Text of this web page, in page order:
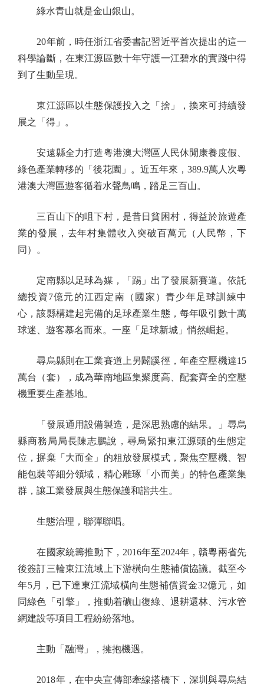
綠水青山就是金山銀山。
20年前，時任浙江省委書記習近平首次提出的這一
科學論斷，在東江源區數十年守護一江碧水的實踐中得
到了生動呈現。
東江源區以生態保護投入之「捨」，換來可持續發
展之「得」。
安遠縣全力打造粵港澳大灣區人民休閒康養度假、
綠色產業轉移的「後花園」。近五年來，389.9萬人次粵
港澳大灣區遊客循着水聲鳥鳴，踏足三百山。
三百山下的咀下村，是昔日貧困村，得益於旅遊產
業的發展，去年村集體收入突破百萬元（人民幣，下
同）。
定南縣以足球為媒，「踢」出了發展新賽道。依託
總投資7億元的江西定南（國家）青少年足球訓練中
心，該縣構建起完備的足球產業生態，每年吸引數十萬
球迷、遊客慕名而來。一座「足球新城」悄然崛起。
尋烏縣則在工業賽道上另闢蹊徑，年產空壓機達15
萬台（套），成為華南地區集聚度高、配套齊全的空壓
機重要生產基地。
「發展通用設備製造，是深思熟慮的結果。」尋烏
縣商務局局長陳志鵬說，尋烏緊扣東江源頭的生態定
位，摒棄「大而全」的粗放發展模式，聚焦空壓機、智
能包裝等細分領域，精心雕琢「小而美」的特色產業集
群，讓工業發展與生態保護和諧共生。
生態治理，聯彈聯唱。
在國家統籌推動下，2016年至2024年，贛粵兩省先
後簽訂三輪東江流域上下游橫向生態補償協議。截至今
年5月，已下達東江流域橫向生態補償資金32億元，如
同綠色「引擎」，推動着礦山復綠、退耕還林、污水管
網建設等項目工程紛紛落地。
主動「融灣」，擁抱機遇。
2018年，在中央宣傳部牽線搭橋下，深圳與尋烏結